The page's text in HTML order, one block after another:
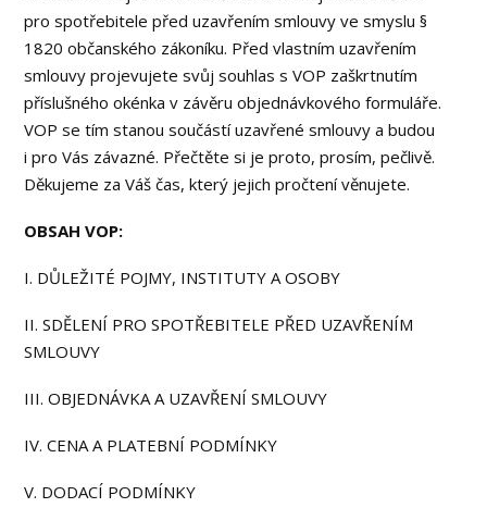
pro spotřebitele před uzavřením smlouvy ve smyslu §
1820 občanského zákoníku. Před vlastním uzavřením
smlouvy projevujete svůj souhlas s VOP zaškrtnutím
příslušného okénka v závěru objednávkového formuláře.
VOP se tím stanou součástí uzavřené smlouvy a budou
i pro Vás závazné. Přečtěte si je proto, prosím, pečlivě.
Děkujeme za Váš čas, který jejich pročtení věnujete.
OBSAH VOP:
I. DŮLEŽITÉ POJMY, INSTITUTY A OSOBY
II. SDĚLENÍ PRO SPOTŘEBITELE PŘED UZAVŘENÍM
SMLOUVY
III. OBJEDNÁVKA A UZAVŘENÍ SMLOUVY
IV. CENA A PLATEBNÍ PODMÍNKY
V. DODACÍ PODMÍNKY